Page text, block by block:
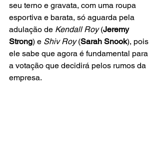
seu terno e gravata, com uma roupa
esportiva e barata, só aguarda pela
adulação de Kendall Roy (Jeremy
Strong) e Shiv Roy (Sarah Snook), pois
ele sabe que agora é fundamental para
a votação que decidirá pelos rumos da
empresa.